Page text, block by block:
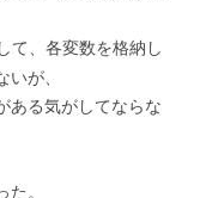
して、各変数を格納し
が、
ある気がしてならな
。